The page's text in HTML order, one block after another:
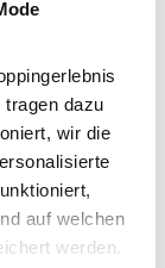
tragen dazu
wir die
auf welchen
werden.